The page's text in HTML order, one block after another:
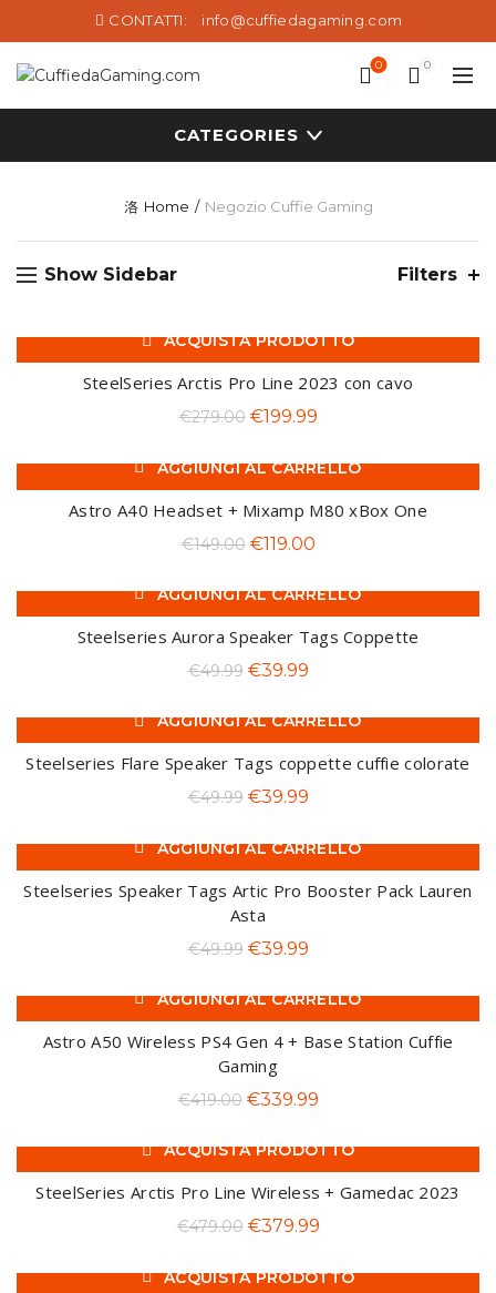
CONTATTI: info@cuffiedagaming.com
0 0
CATEGORIES
Home Negozio Cuffie Gaming
Show Sidebar Filters
-28%
ACQUISTA PRODOTTO
SteelSeries Arctis Pro Line 2023 con cavo
€279.00 Il
originale
€279.00.
€199.99Il
attuale
-20%
AGGIUNGI AL CARRELLO
Astro A40 Headset + Mixamp M80 xBox One
€149.00 Il
originale
€149.00.
€119.00Il
attuale
€119.00.
-20%
AGGIUNGI AL CARRELLO
Steelseries Aurora Speaker Tags Coppette
€49.99 Il
originale
€49.99.
€39.99Il
attuale
€39.99.
-20%
AGGIUNGI AL CARRELLO
Steelseries Flare Speaker Tags coppette cuffie colorate
€49.99 Il
originale
€49.99.
€39.99Il
attuale
-20%
AGGIUNGI AL CARRELLO
Steelseries Speaker Tags Artic Pro Booster Pack Lauren
Asta
€49.99 Il
originale
€49.99.
€39.99Il
attuale
-19%
AGGIUNGI AL CARRELLO
Astro A50 Wireless PS4 Gen 4 + Base Station Cuffie
Gaming
€419.00 Il
originale
€339.99Il
attuale
-21%
ACQUISTA PRODOTTO
SteelSeries Arctis Pro Line Wireless + Gamedac 2023
€479.00 Il
originale
€379.99Il
attuale
ACQUISTA PRODOTTO